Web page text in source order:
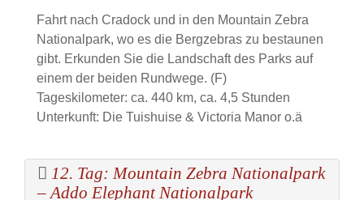
Fahrt nach Cradock und in den Mountain Zebra
Nationalpark, wo es die Bergzebras zu bestaunen
gibt. Erkunden Sie die Landschaft des Parks auf
einem der beiden Rundwege. (F)
Tageskilometer: ca. 440 km, ca. 4,5 Stunden
Unterkunft: Die Tuishuise & Victoria Manor o.ä
12. Tag: Mountain Zebra Nationalpark
– Addo Elephant Nationalpark